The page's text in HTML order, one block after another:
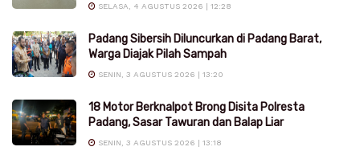
SELASA, 4 AGUSTUS 2026 | 12:28
Padang Sibersih Diluncurkan di Padang Barat,
Warga Diajak Pilah Sampah
SENIN, 3 AGUSTUS 2026 | 13:20
18 Motor Berknalpot Brong Disita Polresta
Padang, Sasar Tawuran dan Balap Liar
SENIN, 3 AGUSTUS 2026 | 13:18